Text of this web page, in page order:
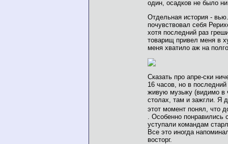
один, осадков не было ни
Отдельная история -
почувствовал себя
хотя последний раз
товарищ привел меня в
меня хватило аж на
Сказать про апре-ски
16 часов, но в
живую музыку (видимо в
столах, там и зажгли. Я
этот момент понял, что
. Особенно понравились
уступали командам
Все это иногда
восторг.